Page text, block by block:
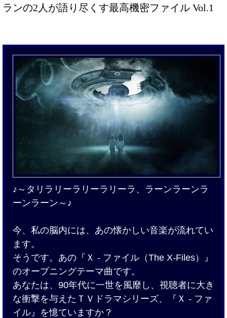
ランの2人が語り尽くす最高機密ファイル Vol.1
♪～タリラリーラリーラリーラ、ラーンラーンラ
ーンラーン～♪
今、私の脳内には、あの懐かしい音楽が流れてい
ます。
そうです。あの『Ｘ - ファイル（The X-Files）』
のオープニングテーマ曲です。
あなたは、90年代に一世を風靡し、視聴者に大き
な衝撃を与えたＴＶドラマシリーズ、『Ｘ - ファ
イル』を憶ていますか？